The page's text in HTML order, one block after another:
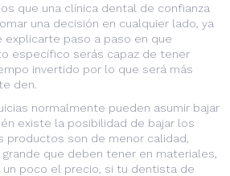
que una clínica dental de confianza
una decisión en cualquier lado, ya
explicarte paso a paso en que
específico serás capaz de tener
invertido por lo que será más
den.
normalmente pueden asumir bajar
existe la posibilidad de bajar los
son de menor calidad,
que deben tener en materiales,
poco el precio, si tu dentista de